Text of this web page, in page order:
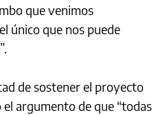
que venimos
único que nos puede
de sostener el proyecto
el argumento de que “todas